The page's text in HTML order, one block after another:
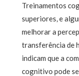
Treinamentos
superiores, e
melhorar a
transferência de
indicam que a
cognitivo pode